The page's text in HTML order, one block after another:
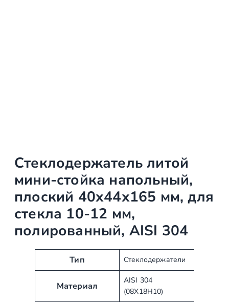
Стеклодержатель литой
мини-стойка напольный,
плоский 40х44х165 мм, для
стекла 10-12 мм,
полированный, AISI 304
т
н
а
Тип Стеклодержатели
Материал
AISI 304
(08Х18Н10)